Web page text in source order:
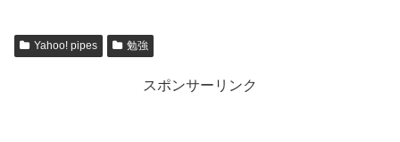
Yahoo! pipes 勉強
スポンサーリンク